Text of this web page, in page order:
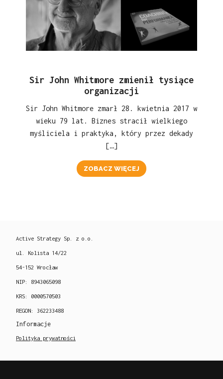
Sir John Whitmore zmienił tysiące
organizacji
Sir John Whitmore zmarł 28. kwietnia 2017 w
wieku 79 lat. Biznes stracił wielkiego
myśliciela i praktyka, który przez dekady
[…]
ZOBACZ WIĘCEJ
Active Strategy Sp. z o.o.
ul. Kolista 14/22
54-152 Wrocław
NIP: 8943065098
KRS: 0000570503
REGON: 362233488
Informacje
Polityka prywatności